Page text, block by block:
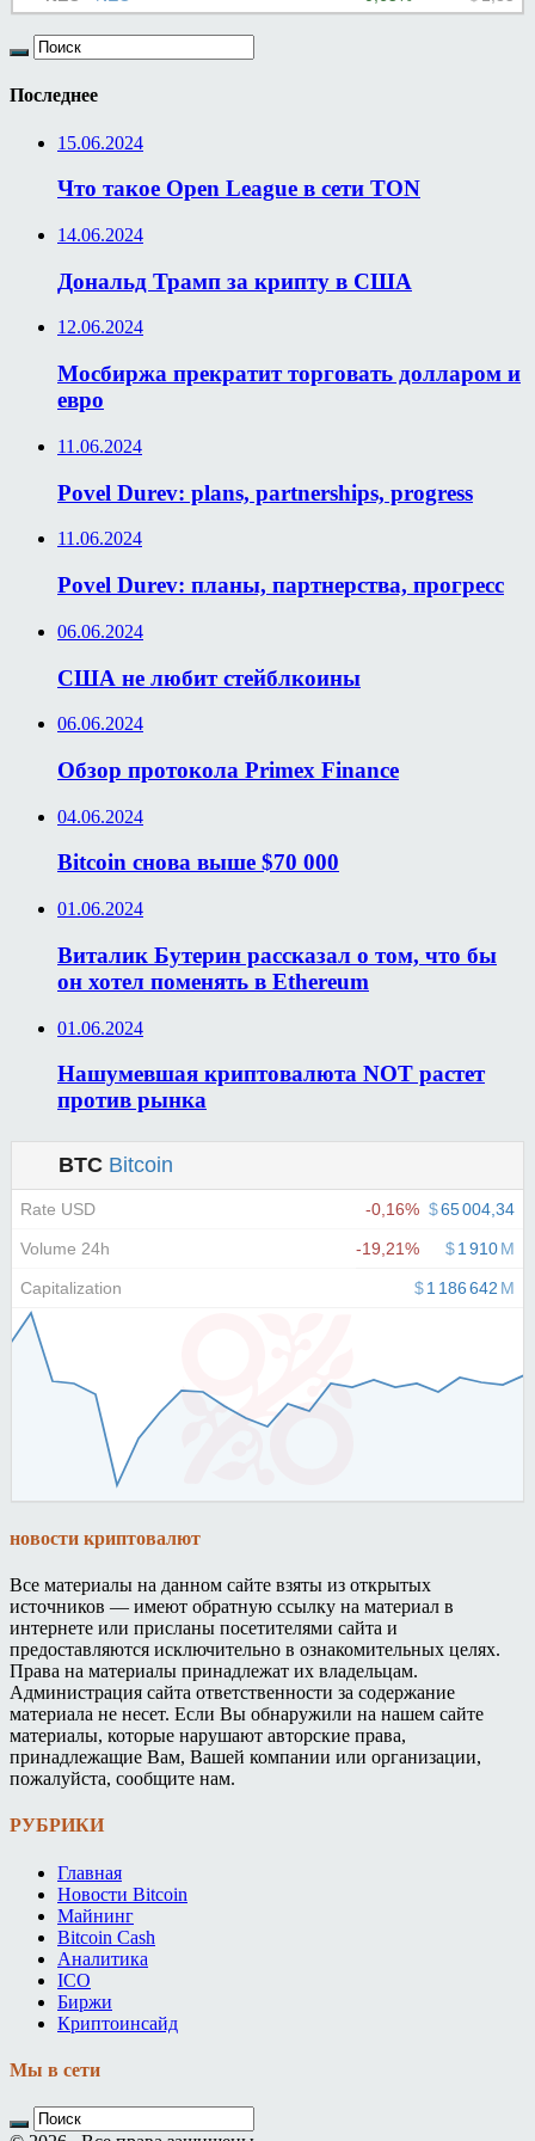
Последнее
15.06.2024
Что такое Open League в сети TON
14.06.2024
Дональд Трамп за крипту в США
12.06.2024
Мосбиржа прекратит торговать долларом и
евро
11.06.2024
Povel Durev: plans, partnerships, progress
11.06.2024
Povel Durev: планы, партнерства, прогресс
06.06.2024
США не любит стейблкоины
06.06.2024
Обзор протокола Primex Finance
04.06.2024
Bitcoin снова выше $70 000
01.06.2024
Виталик Бутерин рассказал о том, что бы
он хотел поменять в Ethereum
01.06.2024
Нашумевшая криптовалюта NOT растет
против рынка
новости криптовалют
Все материалы на данном сайте взяты из открытых
источников — имеют обратную ссылку на материал в
интернете или присланы посетителями сайта и
предоставляются исключительно в ознакомительных целях.
Права на материалы принадлежат их владельцам.
Администрация сайта ответственности за содержание
материала не несет. Если Вы обнаружили на нашем сайте
материалы, которые нарушают авторские права,
принадлежащие Вам, Вашей компании или организации,
пожалуйста, сообщите нам.
РУБРИКИ
Главная
Новости Bitcoin
Майнинг
Bitcoin Cash
Аналитика
ICO
Биржи
Криптоинсайд
Мы в сети